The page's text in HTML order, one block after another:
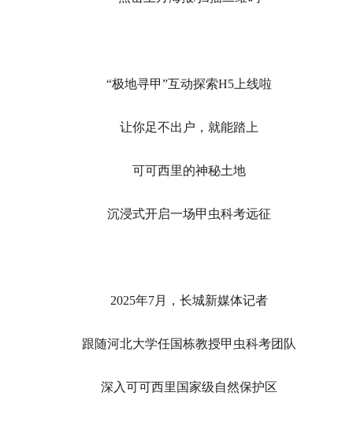
“极地寻甲”互动探索H5上线啦
让你足不出户，就能踏上
可可西里的神秘土地
沉浸式开启一场甲虫科考远征
2025年7月，长城新媒体记者
跟随河北大学任国栋教授甲虫科考团队
深入可可西里国家级自然保护区